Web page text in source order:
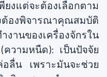
ยงแต่จะต้องเลือกตาม
องพิจารณาคุณสมบัติ
านของเครื่องจักรใน
ความหนืด): เป็นปัจจัย
ลื่น เพราะมันจะช่วย